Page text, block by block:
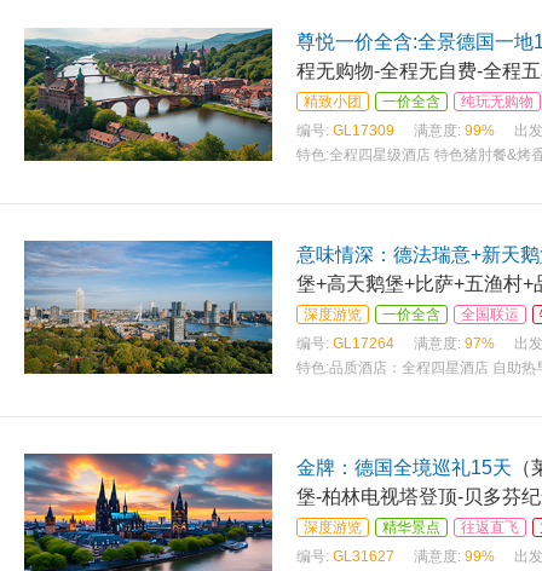
尊悦一价全含:全景德国一地
程无购物-全程无自费-全程
精致小团 一价全含
纯玩无购物
编号: GL17309 满意度: 99%
出
特色:全程四星级酒店 特色猪肘餐&烤
意味情深：德法瑞意+新天
堡+高天鹅堡+比萨+五渔村+
深度游览 一价全含 全国联运
编号: GL17264 满意度: 97%
出
特色:品质酒店：全程四星酒店 自助
金牌：德国全境巡礼15天
堡-柏林电视塔登顶-贝多芬
深度游览 精华景点 往返直飞
编号: GL31627 满意度: 99%
出